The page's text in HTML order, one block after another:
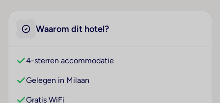
Waarom dit hotel?
4-sterren accommodatie
Gelegen in Milaan
Gratis WiFi